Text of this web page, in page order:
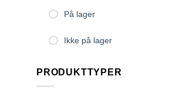
På lager
Ikke på lager
PRODUKTTYPER